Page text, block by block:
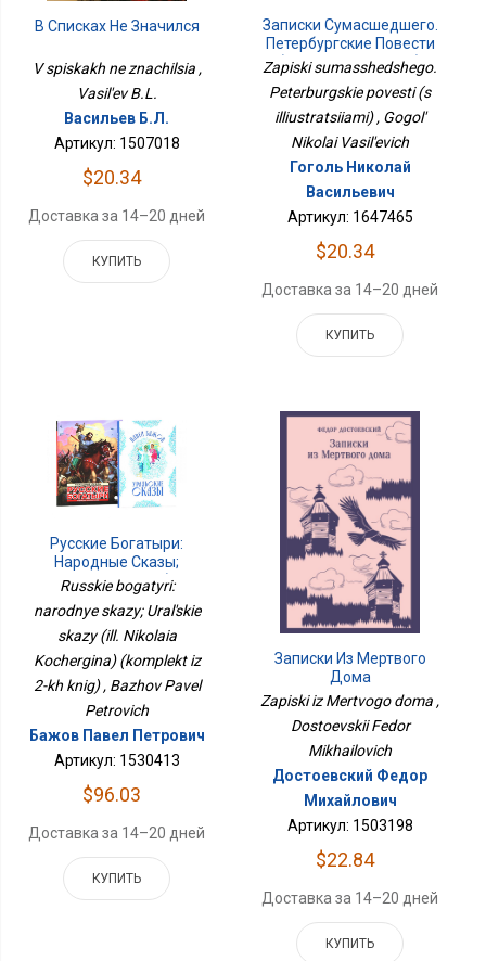
В Списках Не Значился
V spiskakh ne znachilsia ,
Vasil'ev B.L.
Васильев Б.Л.
Артикул: 1507018
$20.34
Доставка за 14–20 дней
КУПИТЬ
Записки Сумасшедшего.
Петербургские Повести
(с Иллюстрациями)
Zapiski sumasshedshego.
Peterburgskie povesti (s
illiustratsiiami) , Gogol'
Nikolai Vasil'evich
Гоголь Николай
Васильевич
Артикул: 1647465
$20.34
Доставка за 14–20 дней
КУПИТЬ
Русские Богатыри:
Народные Сказы;
Уральские Сказы (илл.
Николая Кочергина)
(комплект Из 2-Х Книг)
Russkie bogatyri:
narodnye skazy; Ural'skie
skazy (ill. Nikolaia
Kochergina) (komplekt iz
2-kh knig) , Bazhov Pavel
Petrovich
Бажов Павел Петрович
Артикул: 1530413
$96.03
Доставка за 14–20 дней
КУПИТЬ
Записки Из Мертвого
Дома
Zapiski iz Mertvogo doma ,
Dostoevskii Fedor
Mikhailovich
Достоевский Федор
Михайлович
Артикул: 1503198
$22.84
Доставка за 14–20 дней
КУПИТЬ